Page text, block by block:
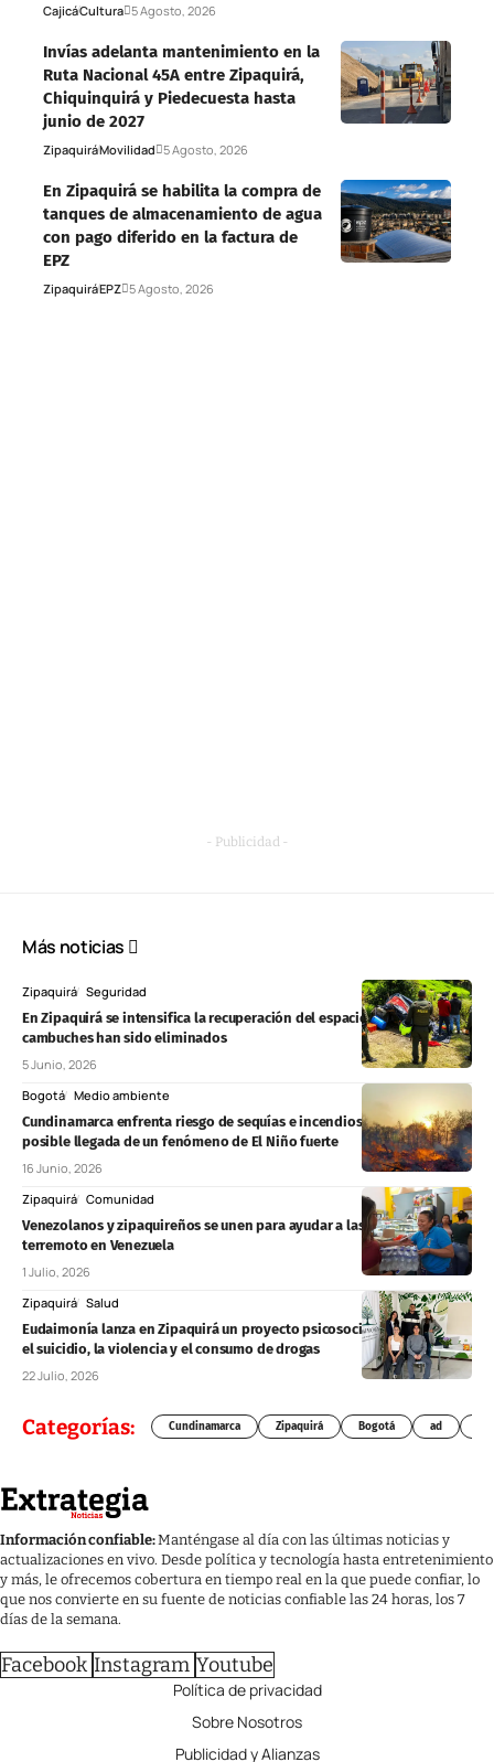
CajicáCultura 5 Agosto, 2026
Invías adelanta mantenimiento en la
Ruta Nacional 45A entre Zipaquirá,
Chiquinquirá y Piedecuesta hasta
junio de 2027
ZipaquiráMovilidad 5 Agosto, 2026
En Zipaquirá se habilita la compra de
tanques de almacenamiento de agua
con pago diferido en la factura de
EPZ
ZipaquiráEPZ 5 Agosto, 2026
- Publicidad -
Más noticias
Zipaquirá Seguridad
En Zipaquirá se intensifica la recuperación del espacio público: 40
cambuches han sido eliminados
5 Junio, 2026
Bogotá Medio ambiente
Cundinamarca enfrenta riesgo de sequías e incendios forestales ante
posible llegada de un fenómeno de El Niño fuerte
16 Junio, 2026
Zipaquirá Comunidad
Venezolanos y zipaquireños se unen para ayudar a las víctimas del
terremoto en Venezuela
1 Julio, 2026
Zipaquirá Salud
Eudaimonía lanza en Zipaquirá un proyecto psicosocial para prevenir
el suicidio, la violencia y el consumo de drogas
22 Julio, 2026
Categorías: Cundinamarca Zipaquirá Bogotá ad
Información confiable:Manténgase al día con las últimas noticias y
actualizaciones en vivo. Desde política y tecnología hasta entretenimiento
y más, le ofrecemos cobertura en tiempo real en la que puede confiar, lo
que nos convierte en su fuente de noticias confiable las 24 horas, los 7
días de la semana.
Facebook Instagram Youtube
Política de privacidad
Sobre Nosotros
Publicidad y Alianzas